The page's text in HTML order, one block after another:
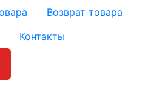
Возврат товара
Контакты